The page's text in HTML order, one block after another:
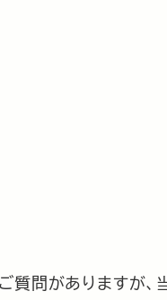
質問がありますが、